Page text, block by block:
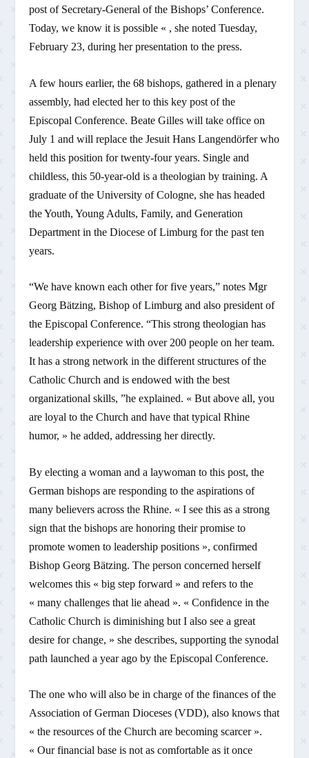
post of Secretary-General of the Bishops’ Conference.
Today, we know it is possible « , she noted Tuesday,
February 23, during her presentation to the press.
A few hours earlier, the 68 bishops, gathered in a plenary
assembly, had elected her to this key post of the
Episcopal Conference. Beate Gilles will take office on
July 1 and will replace the Jesuit Hans Langendörfer who
held this position for twenty-four years. Single and
childless, this 50-year-old is a theologian by training. A
graduate of the University of Cologne, she has headed
the Youth, Young Adults, Family, and Generation
Department in the Diocese of Limburg for the past ten
years.
“We have known each other for five years,” notes Mgr
Georg Bätzing, Bishop of Limburg and also president of
the Episcopal Conference. “This strong theologian has
leadership experience with over 200 people on her team.
It has a strong network in the different structures of the
Catholic Church and is endowed with the best
organizational skills, ”he explained. « But above all, you
are loyal to the Church and have that typical Rhine
humor, » he added, addressing her directly.
By electing a woman and a laywoman to this post, the
German bishops are responding to the aspirations of
many believers across the Rhine. « I see this as a strong
sign that the bishops are honoring their promise to
promote women to leadership positions », confirmed
Bishop Georg Bätzing. The person concerned herself
welcomes this « big step forward » and refers to the
« many challenges that lie ahead ». « Confidence in the
Catholic Church is diminishing but I also see a great
desire for change, » she describes, supporting the synodal
path launched a year ago by the Episcopal Conference.
The one who will also be in charge of the finances of the
Association of German Dioceses (VDD), also knows that
« the resources of the Church are becoming scarcer ».
« Our financial base is not as comfortable as it once